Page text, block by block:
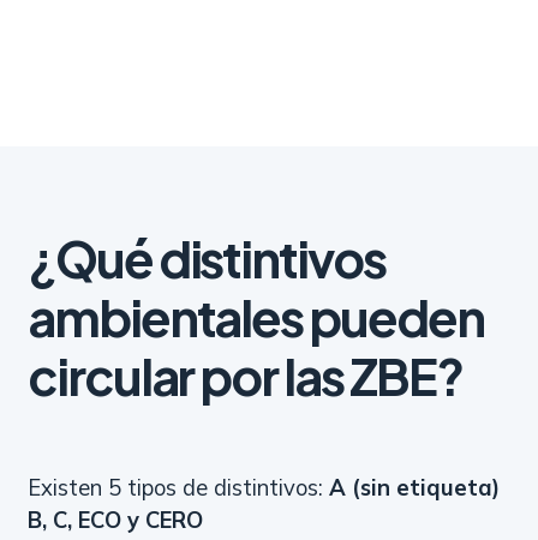
¿Qué distintivos
ambientales pueden
circular por las ZBE?
Existen 5 tipos de distintivos: A (sin etiqueta)
B, C, ECO y CERO